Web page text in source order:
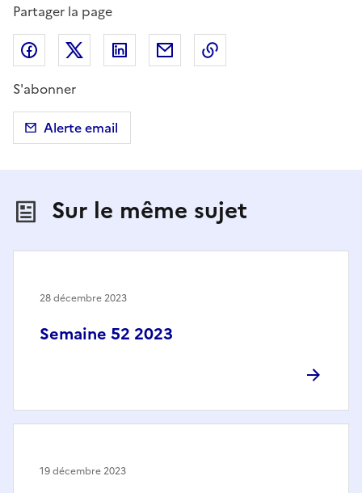
Partager la page
Partager sur Facebook
Partager sur X (anciennement Twitter)
Partager sur LinkedIn
Partager par email
S'abonner
Alerte email
Sur le même sujet
Semaine 52 2023
28 décembre 2023
19 décembre 2023